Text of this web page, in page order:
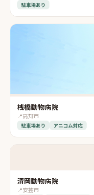
駐車場あり
桟橋動物病院
📍高知市
駐車場あり アニコム対応
清岡動物病院
📍安芸市